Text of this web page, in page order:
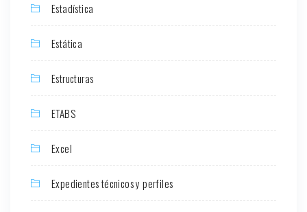
Estadística
Estática
Estructuras
ETABS
Excel
Expedientes técnicos y perfiles